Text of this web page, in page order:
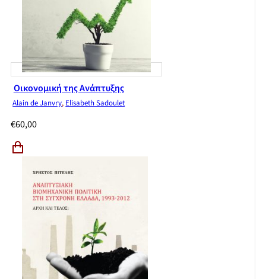
Οικονομική της Ανάπτυξης
Alain de Janvry, Elisabeth Sadoulet
€60,00